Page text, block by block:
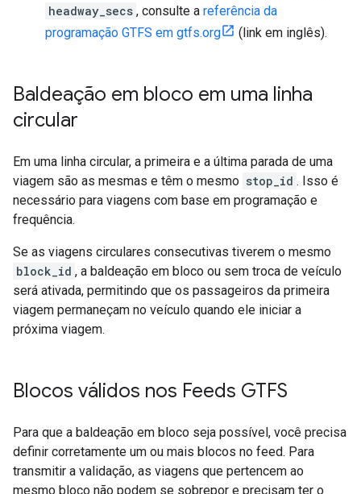
headway_secs , consulte a referência da
programação GTFS em gtfs.org
(link em inglês).
Baldeação em bloco em uma linha
circular
Em uma linha circular, a primeira e a última parada de uma
viagem são as mesmas e têm o mesmo stop_id . Isso é
necessário para viagens com base em programação e
frequência.
Se as viagens circulares consecutivas tiverem o mesmo
block_id , a baldeação em bloco ou sem troca de veículo
será ativada, permitindo que os passageiros da primeira
viagem permaneçam no veículo quando ele iniciar a
próxima viagem.
Blocos válidos nos Feeds GTFS
Para que a baldeação em bloco seja possível, você precisa
definir corretamente um ou mais blocos no feed. Para
transmitir a validação, as viagens que pertencem ao
mesmo bloco não podem se sobrepor e precisam ter o